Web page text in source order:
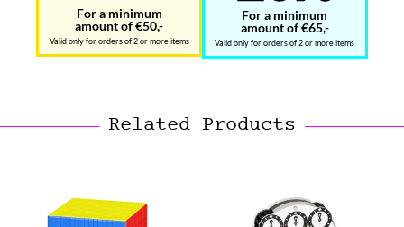
For a minimum
amount of €50,-
Valid only for orders of 2 or more items
For a minimum
amount of €65,-
Valid only for orders of 2 or more items
Related Products